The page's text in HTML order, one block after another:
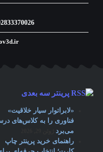
-09390675026
پرینتر سه بعدی
«لابراتوار سیار خلاقیت»
فناوری را به کلاس‌های
می‌برد
راهنمای خرید پرینتر چاپ